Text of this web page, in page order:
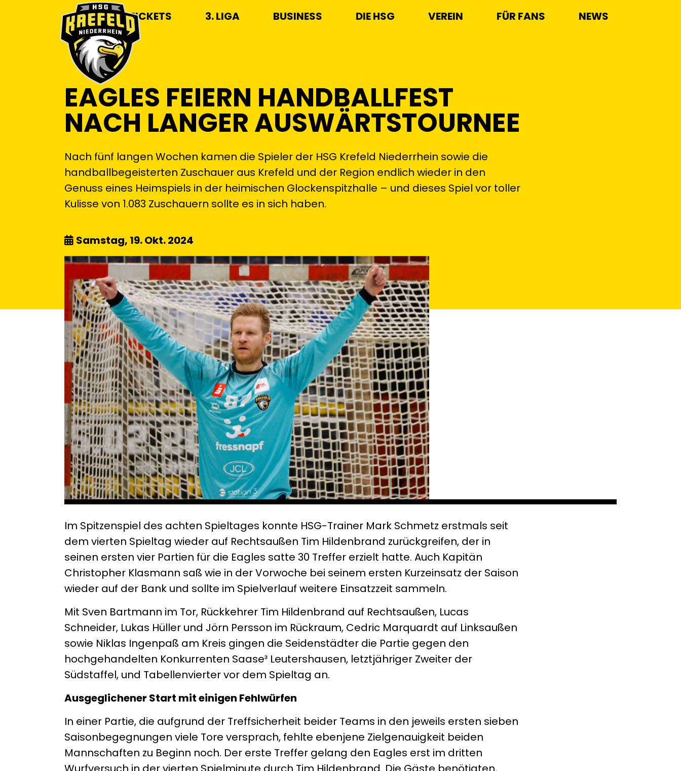
TICKETS 3. LIGA BUSINESS DIE HSG VEREIN FÜR FANS NEWS
EAGLES FEIERN HANDBALLFEST
NACH LANGER AUSWÄRTSTOURNEE
Nach fünf langen Wochen kamen die Spieler der HSG Krefeld Niederrhein sowie die
handballbegeisterten Zuschauer aus Krefeld und der Region endlich wieder in den
Genuss eines Heimspiels in der heimischen Glockenspitzhalle – und dieses Spiel vor toller
Kulisse von 1.083 Zuschauern sollte es in sich haben.
Samstag, 19. Okt. 2024
Im Spitzenspiel des achten Spieltages konnte HSG-Trainer Mark Schmetz erstmals seit
dem vierten Spieltag wieder auf Rechtsaußen Tim Hildenbrand zurückgreifen, der in
seinen ersten vier Partien für die Eagles satte 30 Treffer erzielt hatte. Auch Kapitän
Christopher Klasmann saß wie in der Vorwoche bei seinem ersten Kurzeinsatz der Saison
wieder auf der Bank und sollte im Spielverlauf weitere Einsatzzeit sammeln.
Mit Sven Bartmann im Tor, Rückkehrer Tim Hildenbrand auf Rechtsaußen, Lucas
Schneider, Lukas Hüller und Jörn Persson im Rückraum, Cedric Marquardt auf Linksaußen
sowie Niklas Ingenpaß am Kreis gingen die Seidenstädter die Partie gegen den
hochgehandelten Konkurrenten Saase³ Leutershausen, letztjähriger Zweiter der
Südstaffel, und Tabellenvierter vor dem Spieltag an.
Ausgeglichener Start mit einigen Fehlwürfen
In einer Partie, die aufgrund der Treffsicherheit beider Teams in den jeweils ersten sieben
Saisonbegegnungen viele Tore versprach, fehlte ebenjene Zielgenauigkeit beiden
Mannschaften zu Beginn noch. Der erste Treffer gelang den Eagles erst im dritten